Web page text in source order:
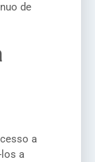
de
a
a